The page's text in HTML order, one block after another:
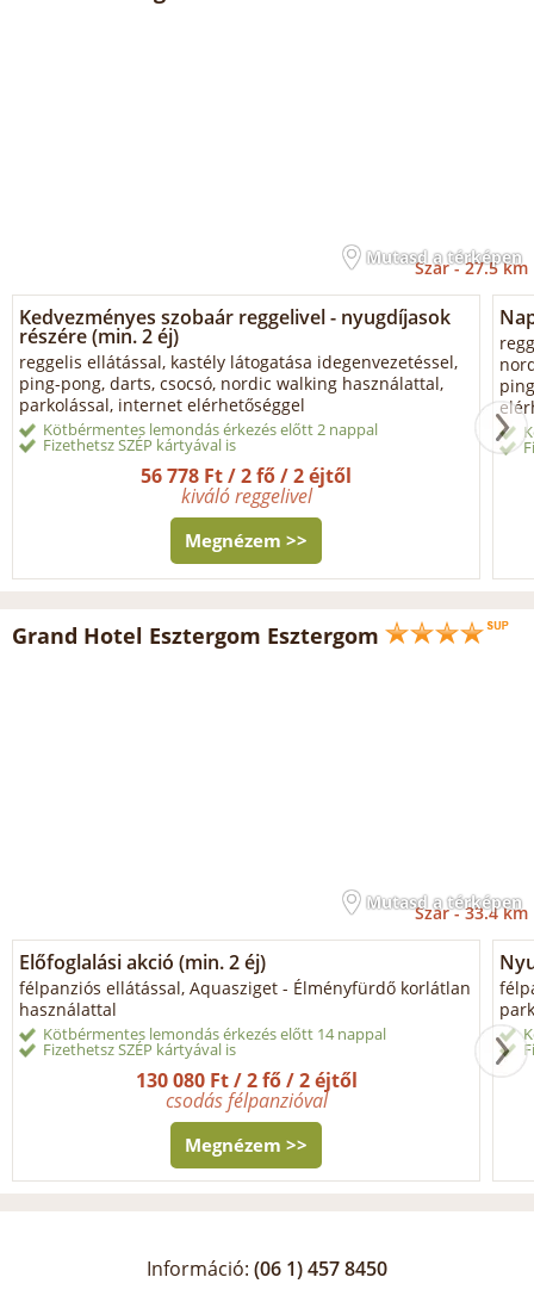
Mutasd a térképen
Szár -27.5 km
Kedvezményes szobaár reggelivel - nyugdíjasok
részére (min. 2 éj)
reggelis ellátással, kastély látogatása idegenvezetéssel,
ping-pong, darts, csocsó, nordic walking használattal,
parkolással, internet elérhetőséggel
Kötbérmentes lemondás érkezés előtt 2 nappal
Fizethetsz SZÉP kártyával is
56 778 Ft / 2 fő / 2 éjtől
kiváló reggelivel
Megnézem >>
Grand Hotel Esztergom Esztergom
Mutasd a térképen
Szár -33.4 km
Előfoglalási akció (min. 2 éj)
félpanziós ellátással, Aquasziget - Élményfürdő korlátlan
használattal
Kötbérmentes lemondás érkezés előtt 14 nappal
Fizethetsz SZÉP kártyával is
130 080 Ft / 2 fő / 2 éjtől
csodás félpanzióval
Megnézem >>
Információ: (06 1) 457 8450